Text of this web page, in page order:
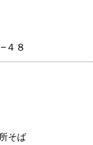
４８
そば